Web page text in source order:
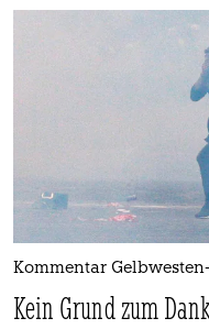
Kommentar
Kein Grund zum